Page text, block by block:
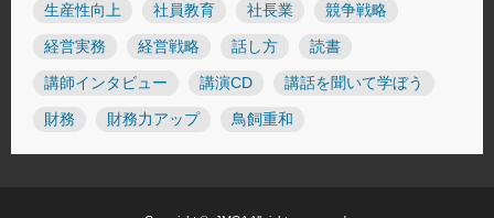
生産性向上 社員教育 社長業 競争戦略
経営実務 経営戦略 話し方 読書
講師インタビュー 講演CD 講話を聞いて学ぼう
財務 財務力アップ 鳥飼重和